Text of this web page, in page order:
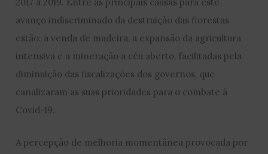
2017 a 2019. Entre as principais causas para este
avanço indiscriminado da destruição das florestas
estão: a venda de madeira, a expansão da agricultura
intensiva e a mineração a céu aberto, facilitadas pela
diminuição das fiscalizações dos governos, que
canalizaram as suas prioridades para o combate à
Covid-19.
A percepção de melhoria momentânea provocada por